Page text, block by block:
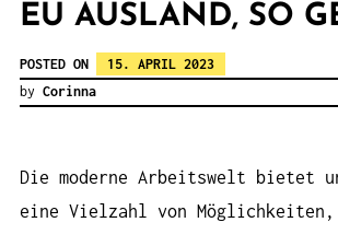
EU AUSLAND, SO
POSTED ON
15. APRIL 2023
by Corinna
Die moderne Arbeitswelt bietet
eine Vielzahl von Möglichkeiten,